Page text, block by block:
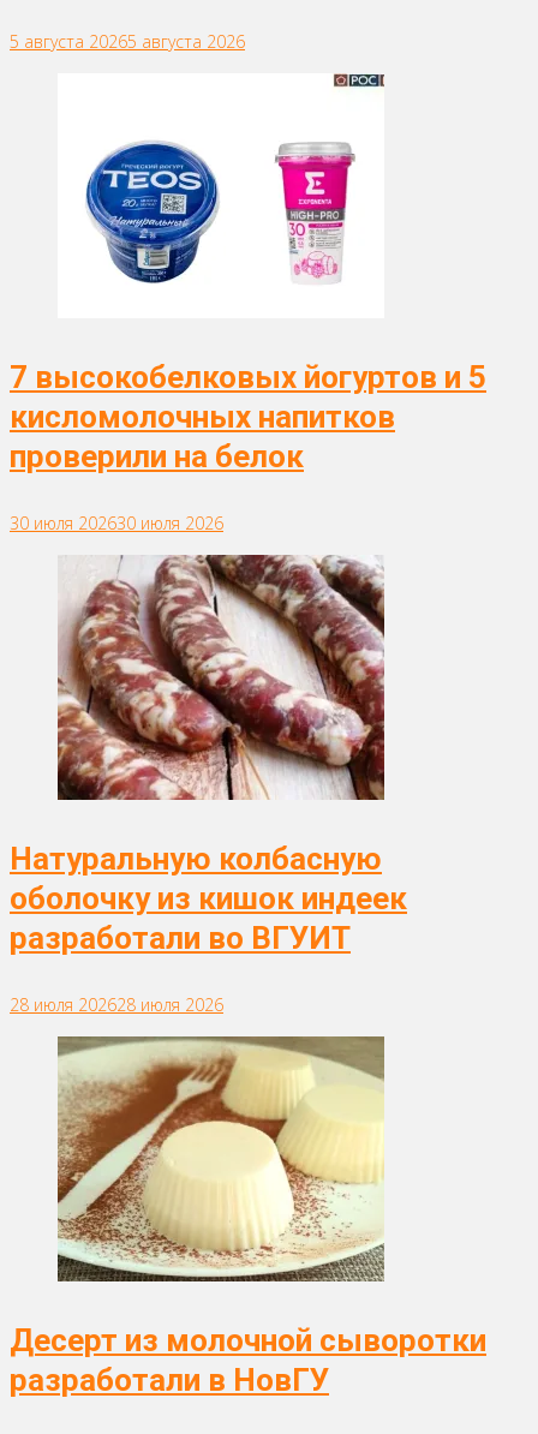
5 августа 20265 августа 2026
7 высокобелковых йогуртов и 5
кисломолочных напитков
проверили на белок
30 июля 202630 июля 2026
Натуральную колбасную
оболочку из кишок индеек
разработали во ВГУИТ
28 июля 202628 июля 2026
Десерт из молочной сыворотки
разработали в НовГУ